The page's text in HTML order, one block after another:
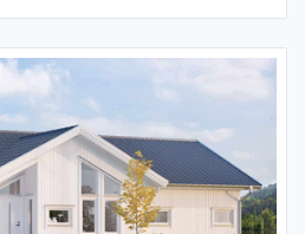
sovrum helt avskilt från de
når man enkelt och praktiskt
ingångar. Ett litet wc med plats för